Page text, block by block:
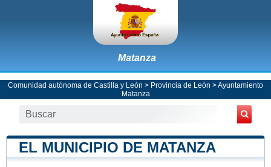
Matanza
Comunidad autónoma de Castilla y León > Provincia de León >Ayuntamiento
Matanza
EL MUNICIPIO DE MATANZA